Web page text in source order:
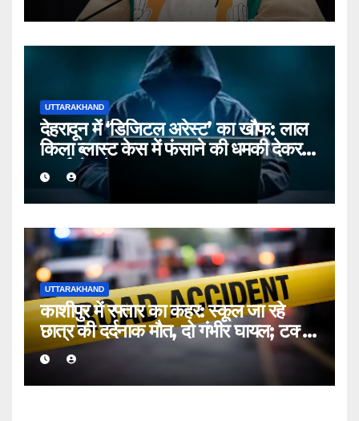
UTTARAKHAND
देहरादून में ‘डिजिटल अरेस्ट’ का खौफ: लाल
किला ब्लास्ट केस में फंसाने की धमकी देकर
बुजुर्ग से ठगे ₹13 लाख
UTTARAKHAND
काशीपुर में रफ्तार का कहर: स्कूल जा रहे
छात्र की दर्दनाक मौत, दो गंभीर घायल; टक्कर
मारकर चालक फरार